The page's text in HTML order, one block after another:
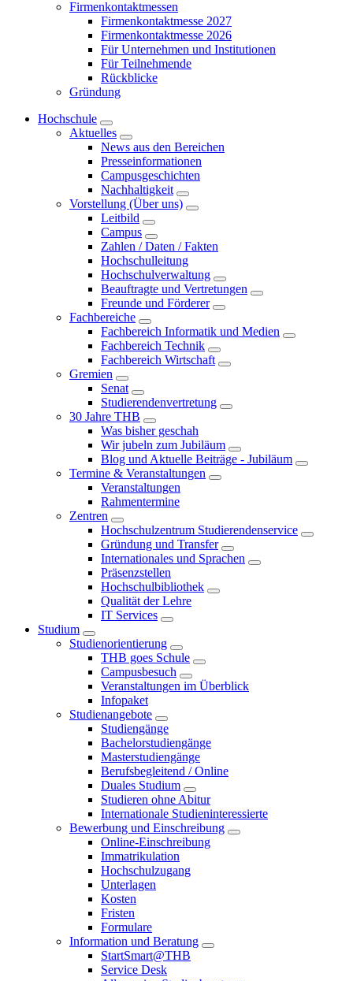
Firmenkontaktmessen
Firmenkontaktmesse 2027
Firmenkontaktmesse 2026
Für Unternehmen und Institutionen
Für Teilnehmende
Rückblicke
Gründung
Hochschule
Aktuelles
News aus den Bereichen
Presseinformationen
Campusgeschichten
Nachhaltigkeit
Vorstellung (Über uns)
Leitbild
Campus
Zahlen / Daten / Fakten
Hochschulleitung
Hochschulverwaltung
Beauftragte und Vertretungen
Freunde und Förderer
Fachbereiche
Fachbereich Informatik und Medien
Fachbereich Technik
Fachbereich Wirtschaft
Gremien
Senat
Studierendenvertretung
30 Jahre THB
Was bisher geschah
Wir jubeln zum Jubiläum
Blog und Aktuelle Beiträge - Jubiläum
Termine & Veranstaltungen
Veranstaltungen
Rahmentermine
Zentren
Hochschulzentrum Studierendenservice
Gründung und Transfer
Internationales und Sprachen
Präsenzstellen
Hochschulbibliothek
Qualität der Lehre
IT Services
Studium
Studienorientierung
THB goes Schule
Campusbesuch
Veranstaltungen im Überblick
Infopaket
Studienangebote
Studiengänge
Bachelorstudiengänge
Masterstudiengänge
Berufsbegleitend / Online
Duales Studium
Studieren ohne Abitur
Internationale Studieninteressierte
Bewerbung und Einschreibung
Online-Einschreibung
Immatrikulation
Hochschulzugang
Unterlagen
Kosten
Fristen
Formulare
Information und Beratung
StartSmart@THB
Service Desk